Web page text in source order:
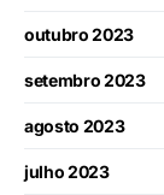
outubro 2023
setembro 2023
agosto 2023
julho 2023